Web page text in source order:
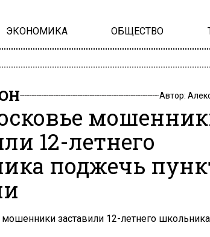
ЭКОНОМИКА ОБЩЕСТВО
Автор:
12-летнего
поджечь